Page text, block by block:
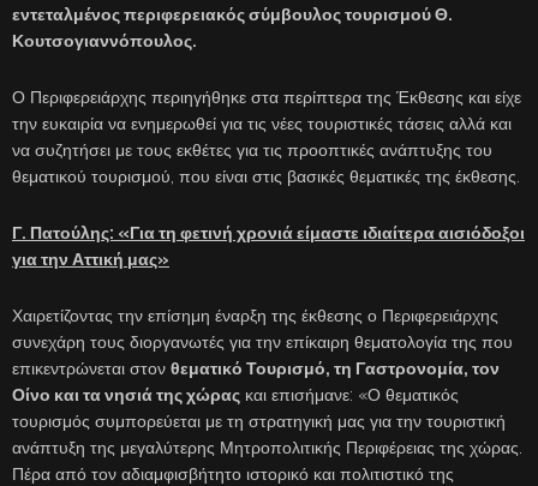
εντεταλμένος περιφερειακός σύμβουλος τουρισμού Θ.
Κουτσογιαννόπουλος.
Ο Περιφερειάρχης περιηγήθηκε στα περίπτερα της Έκθεσης και είχε
την ευκαιρία να ενημερωθεί για τις νέες τουριστικές τάσεις αλλά και
να συζητήσει με τους εκθέτες για τις προοπτικές ανάπτυξης του
θεματικού τουρισμού, που είναι στις βασικές θεματικές της έκθεσης.
Γ. Πατούλης: «Για τη φετινή χρονιά είμαστε ιδιαίτερα αισιόδοξοι
για την Αττική μας»
Χαιρετίζοντας την επίσημη έναρξη της έκθεσης ο Περιφερειάρχης
συνεχάρη τους διοργανωτές για την επίκαιρη θεματολογία της που
επικεντρώνεται στον θεματικό Τουρισμό, τη Γαστρονομία, τον
Οίνο και τα νησιά της χώρας και επισήμανε: «Ο θεματικός
τουρισμός συμπορεύεται με τη στρατηγική μας για την τουριστική
ανάπτυξη της μεγαλύτερης Μητροπολιτικής Περιφέρειας της χώρας.
Πέρα από τον αδιαμφισβήτητο ιστορικό και πολιτιστικό της